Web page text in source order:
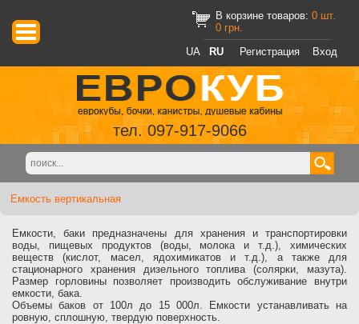
В корзине товаров: 0 шт.
0 грн.
UA
RU Регистрация Вход
тел. 097-917-9066
Емкость вертикальная
Емкости, баки предназначены для хранения и транспортировки
воды, пищевых продуктов (воды, молока и т.д.), химических
веществ (кислот, масел, ядохимикатов и т.д.), а также для
стационарного хранения дизельного топлива (солярки, мазута).
Размер горловины позволяет производить обслуживание внутри
емкости, бака.
Объемы баков от 100л до 15 000л. Емкости устанавливать на
ровную, сплошную, твердую поверхность.